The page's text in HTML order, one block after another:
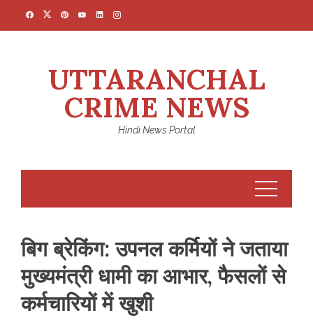
UTTARANCHAL
CRIME NEWS
Hindi News Portal
बिग ब्रेकिंग: उपनल कर्मियों ने जताया
मुख्यमंत्री धामी का आभार, फैसलों से
कर्मचारियों में खुशी